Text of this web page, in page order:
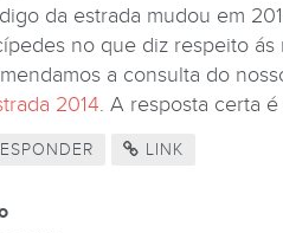
da estrada mudou em
no que diz respeito
a consulta do
2014. A resposta certa é
LINK